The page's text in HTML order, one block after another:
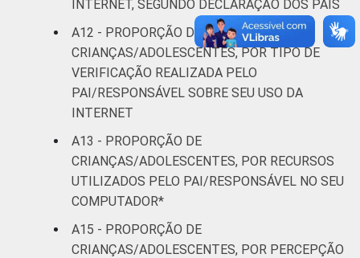
INTERNET, SEGUNDO DECLARAÇÃO DOS PAIS
A12 - PROPORÇÃO DE
CRIANÇAS/ADOLESCENTES, POR TIPO DE
VERIFICAÇÃO REALIZADA PELO
PAI/RESPONSÁVEL SOBRE SEU USO DA
INTERNET
A13 - PROPORÇÃO DE
CRIANÇAS/ADOLESCENTES, POR RECURSOS
UTILIZADOS PELO PAI/RESPONSÁVEL NO SEU
COMPUTADOR*
A15 - PROPORÇÃO DE
CRIANÇAS/ADOLESCENTES, POR PERCEPÇÃO